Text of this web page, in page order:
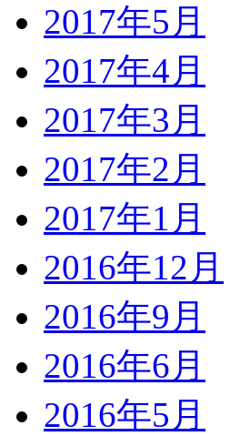
2017年5月
2017年4月
2017年3月
2017年2月
2017年1月
2016年12月
2016年9月
2016年6月
2016年5月